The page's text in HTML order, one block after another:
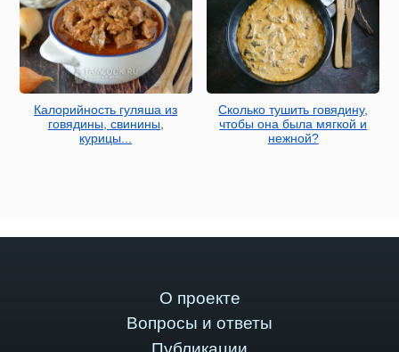
Калорийность гуляша из
говядины, свинины,
курицы...
Сколько тушить говядину,
чтобы она была мягкой и
нежной?
О проекте
Вопросы и ответы